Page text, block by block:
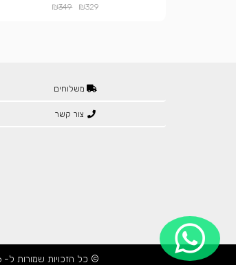
₪329
₪349
משלוחים
צור קשר
© כל הזכויות שמורות ל- Bolenat 2016.